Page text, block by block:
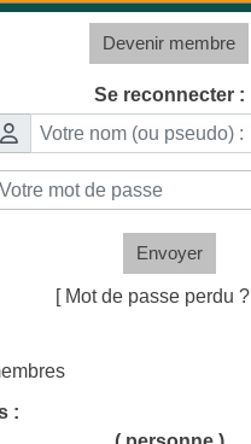
Devenir membre
Se reconnecter :
Envoyer
[ Mot de passe perdu ?
: